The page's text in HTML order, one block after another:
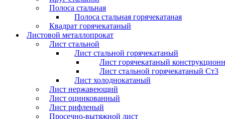
Полоса стальная
Полоса стальная горячекатаная
Квадрат горячекатаный
Листовой металлопрокат
Лист стальной
Лист стальной горячекатаный
Лист горячекатаный
Лист стальной горячекатаный Ст3
Лист холоднокатаный
Лист нержавеющий
Лист оцинкованный
Лист рифленый
Просечно-вытяжной лист